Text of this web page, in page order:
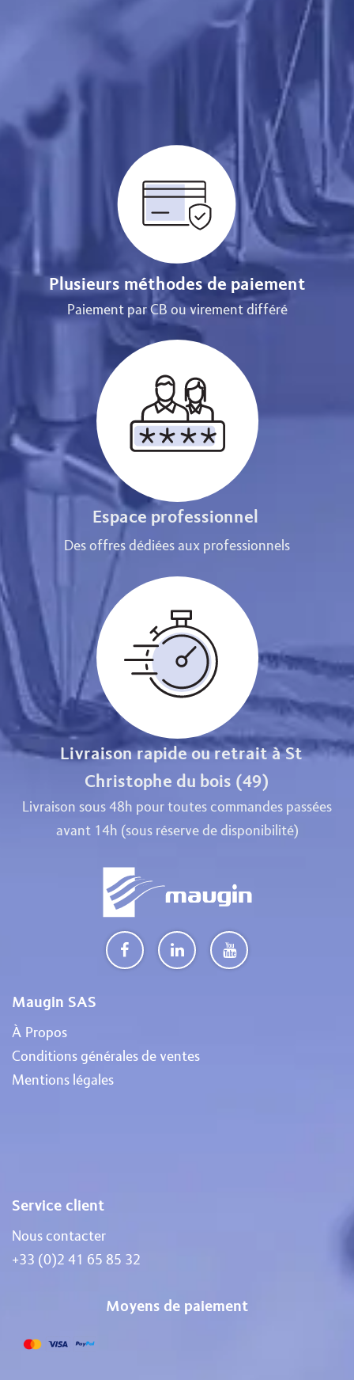
Plusieurs méthodes de paiement
Paiement par CB ou virement différé
Espace professionnel
Des offres dédiées aux professionnels
Livraison rapide ou retrait à St
Christophe du bois (49)
Livraison sous 48h pour toutes commandes passées
avant 14h (sous réserve de disponibilité)
Maugin SAS
À Propos
Conditions générales de ventes
Mentions légales
Service client
Nous contacter
+33 (0)2 41 65 85 32
Moyens de paiement